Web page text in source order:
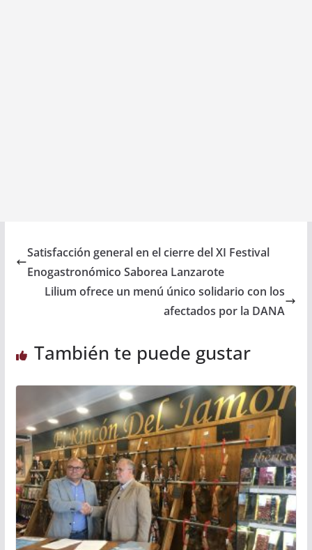
Satisfacción general en el cierre del XI Festival
Enogastronómico Saborea Lanzarote
Lilium ofrece un menú único solidario con los
afectados por la DANA
También te puede gustar